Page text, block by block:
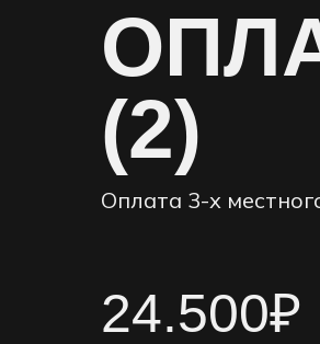
(2)
24.500₽
Оплата 3-х